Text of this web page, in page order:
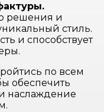
решения и
стиль.
и способствует
по всем
обеспечить
наслаждение